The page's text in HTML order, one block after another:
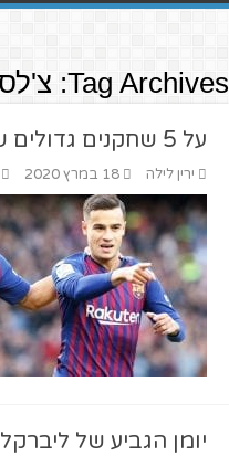
Tag Archives:
על 5 שחקנים גדולים שלא היה לכם מושג ששיחקו בקבוצות האלו
ירין לילה 18 במרץ 2020
יומן הגביע של